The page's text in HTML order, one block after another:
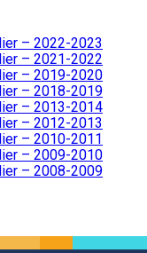
– 2022-2023
– 2021-2022
– 2019-2020
– 2018-2019
– 2013-2014
– 2012-2013
– 2010-2011
– 2009-2010
– 2008-2009